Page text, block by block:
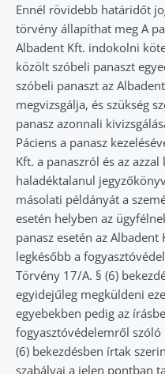
Ennél rövidebb határidőt
törvény állapíthat meg A
Albadent Kft. indokolni
közölt szóbeli panaszt
szóbeli panaszt az
megvizsgálja, és szükség
panasz azonnali
Páciens a panasz
Kft. a panaszról és az
haladéktalanul
másolati példányát a
esetén helyben az
panasz esetén az Albadent
legkésőbb a
Törvény 17/A. § (6)
egyidejűleg megküldeni
egyebekben pedig az
fogyasztóvédelemről szóló
(6) bekezdésben írtak
szabályai a jelen pontban